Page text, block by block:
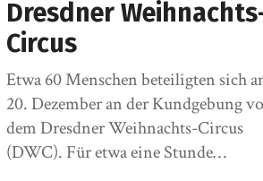
Dresdner
Circus
Etwa 60 Menschen beteiligten sich
20. Dezember an der Kundgebung
dem Dresdner Weihnachts-Circus
(DWC). Für etwa eine Stunde…